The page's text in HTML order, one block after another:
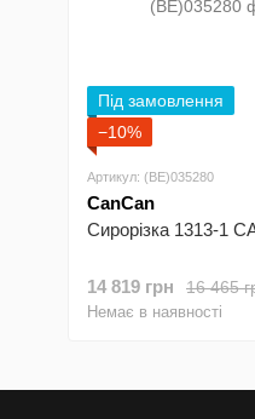
Під замовлення
−10%
Артикул: (BE)035280
CanCan
Сирорізка 1313-1
16 465
14 819 грн
Немає в наявності